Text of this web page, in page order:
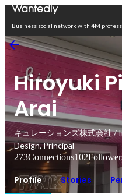
Business social network with 4M
Hiroyuki
Arai
キュレーションズ株式会社 /
Design, Principal
273Connections102
Profile Stories